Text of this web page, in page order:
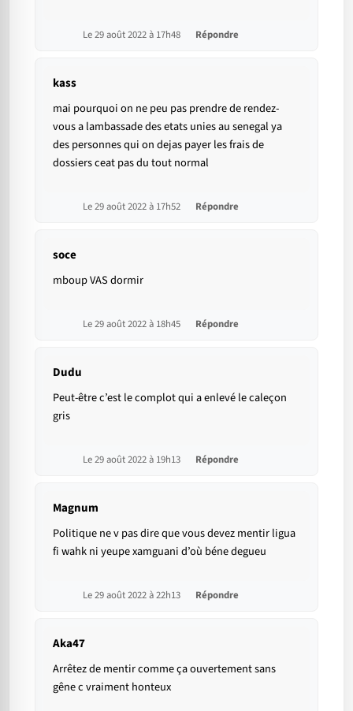
Le 29 août 2022 à 17h48 Répondre
kass
mai pourquoi on ne peu pas prendre de rendez-
vous a lambassade des etats unies au senegal ya
des personnes qui on dejas payer les frais de
dossiers ceat pas du tout normal
Le 29 août 2022 à 17h52 Répondre
soce
mboup VAS dormir
Le 29 août 2022 à 18h45 Répondre
Dudu
Peut-être c’est le complot qui a enlevé le caleçon
gris
Le 29 août 2022 à 19h13 Répondre
Magnum
Politique ne v pas dire que vous devez mentir ligua
fi wahk ni yeupe xamguani d’où béne degueu
Le 29 août 2022 à 22h13 Répondre
Aka47
Arrêtez de mentir comme ça ouvertement sans
gêne c vraiment honteux